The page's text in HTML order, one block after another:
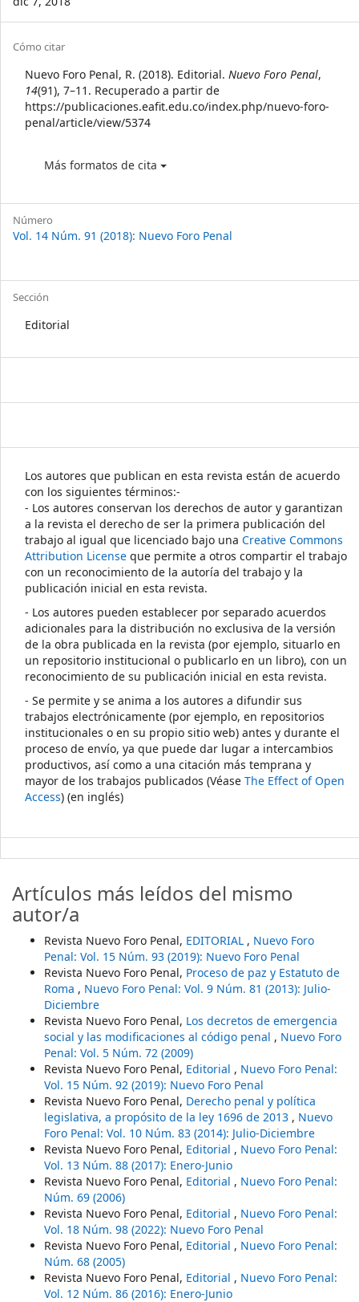
Article
Details
Cómo citar
Nuevo Foro Penal, R. (2018). Editorial. Nuevo Foro Penal,
14(91), 7–11. Recuperado a partir de
https://publicaciones.eafit.edu.co/index.php/nuevo-foro-
penal/article/view/5374
Más formatos de cita
Número
Vol. 14 Núm. 91 (2018): Nuevo Foro Penal
Sección
Editorial
Los autores que publican en esta revista están de acuerdo
con los siguientes términos:-
- Los autores conservan los derechos de autor y garantizan
a la revista el derecho de ser la primera publicación del
trabajo al igual que licenciado bajo una Creative Commons
Attribution License que permite a otros compartir el trabajo
con un reconocimiento de la autoría del trabajo y la
publicación inicial en esta revista.
- Los autores pueden establecer por separado acuerdos
adicionales para la distribución no exclusiva de la versión
de la obra publicada en la revista (por ejemplo, situarlo en
un repositorio institucional o publicarlo en un libro), con un
reconocimiento de su publicación inicial en esta revista.
- Se permite y se anima a los autores a difundir sus
trabajos electrónicamente (por ejemplo, en repositorios
institucionales o en su propio sitio web) antes y durante el
proceso de envío, ya que puede dar lugar a intercambios
productivos, así como a una citación más temprana y
mayor de los trabajos publicados (Véase The Effect of Open
Access) (en inglés)
Artículos más leídos del mismo
autor/a
Revista Nuevo Foro Penal, EDITORIAL , Nuevo Foro
Penal: Vol. 15 Núm. 93 (2019): Nuevo Foro Penal
Revista Nuevo Foro Penal, Proceso de paz y Estatuto de
Roma , Nuevo Foro Penal: Vol. 9 Núm. 81 (2013): Julio-
Diciembre
Revista Nuevo Foro Penal, Los decretos de emergencia
social y las modificaciones al código penal , Nuevo Foro
Penal: Vol. 5 Núm. 72 (2009)
Revista Nuevo Foro Penal, Editorial , Nuevo Foro Penal:
Vol. 15 Núm. 92 (2019): Nuevo Foro Penal
Revista Nuevo Foro Penal, Derecho penal y política
legislativa, a propósito de la ley 1696 de 2013 , Nuevo
Foro Penal: Vol. 10 Núm. 83 (2014): Julio-Diciembre
Revista Nuevo Foro Penal, Editorial , Nuevo Foro Penal:
Vol. 13 Núm. 88 (2017): Enero-Junio
Revista Nuevo Foro Penal, Editorial , Nuevo Foro Penal:
Núm. 69 (2006)
Revista Nuevo Foro Penal, Editorial , Nuevo Foro Penal:
Vol. 18 Núm. 98 (2022): Nuevo Foro Penal
Revista Nuevo Foro Penal, Editorial , Nuevo Foro Penal:
Núm. 68 (2005)
Revista Nuevo Foro Penal, Editorial , Nuevo Foro Penal:
Vol. 12 Núm. 86 (2016): Enero-Junio